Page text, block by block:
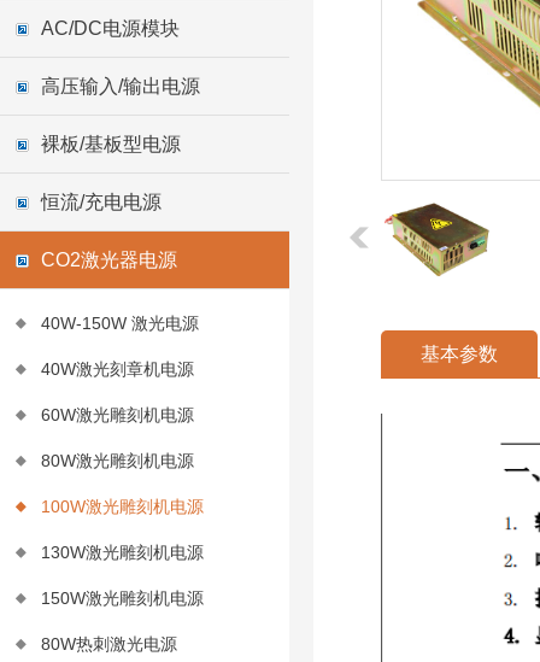
AC/DC电源模块
高压输入/输出电源
裸板/基板型电源
恒流/充电电源
CO2激光器电源
40W-150W 激光电源
40W激光刻章机电源
60W激光雕刻机电源
80W激光雕刻机电源
100W激光雕刻机电源
130W激光雕刻机电源
150W激光雕刻机电源
80W热刺激光电源
基本参数